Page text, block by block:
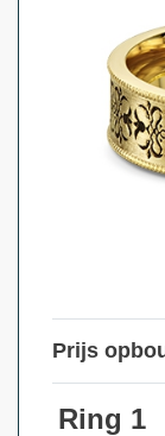
Prijs
Ring 1